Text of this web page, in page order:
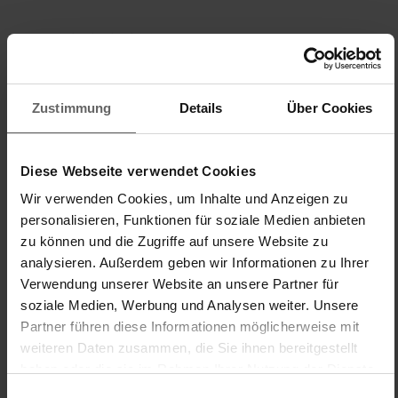
Zustimmung Details Über Cookies
Diese Webseite verwendet Cookies
Wir verwenden Cookies, um Inhalte und Anzeigen zu
personalisieren, Funktionen für soziale Medien anbieten
zu können und die Zugriffe auf unsere Website zu
analysieren. Außerdem geben wir Informationen zu Ihrer
Verwendung unserer Website an unsere Partner für
soziale Medien, Werbung und Analysen weiter. Unsere
Partner führen diese Informationen möglicherweise mit
weiteren Daten zusammen, die Sie ihnen bereitgestellt
Ordenar Idioma
Producto Opiniones
J
Verified Customer
Josef
New content loaded